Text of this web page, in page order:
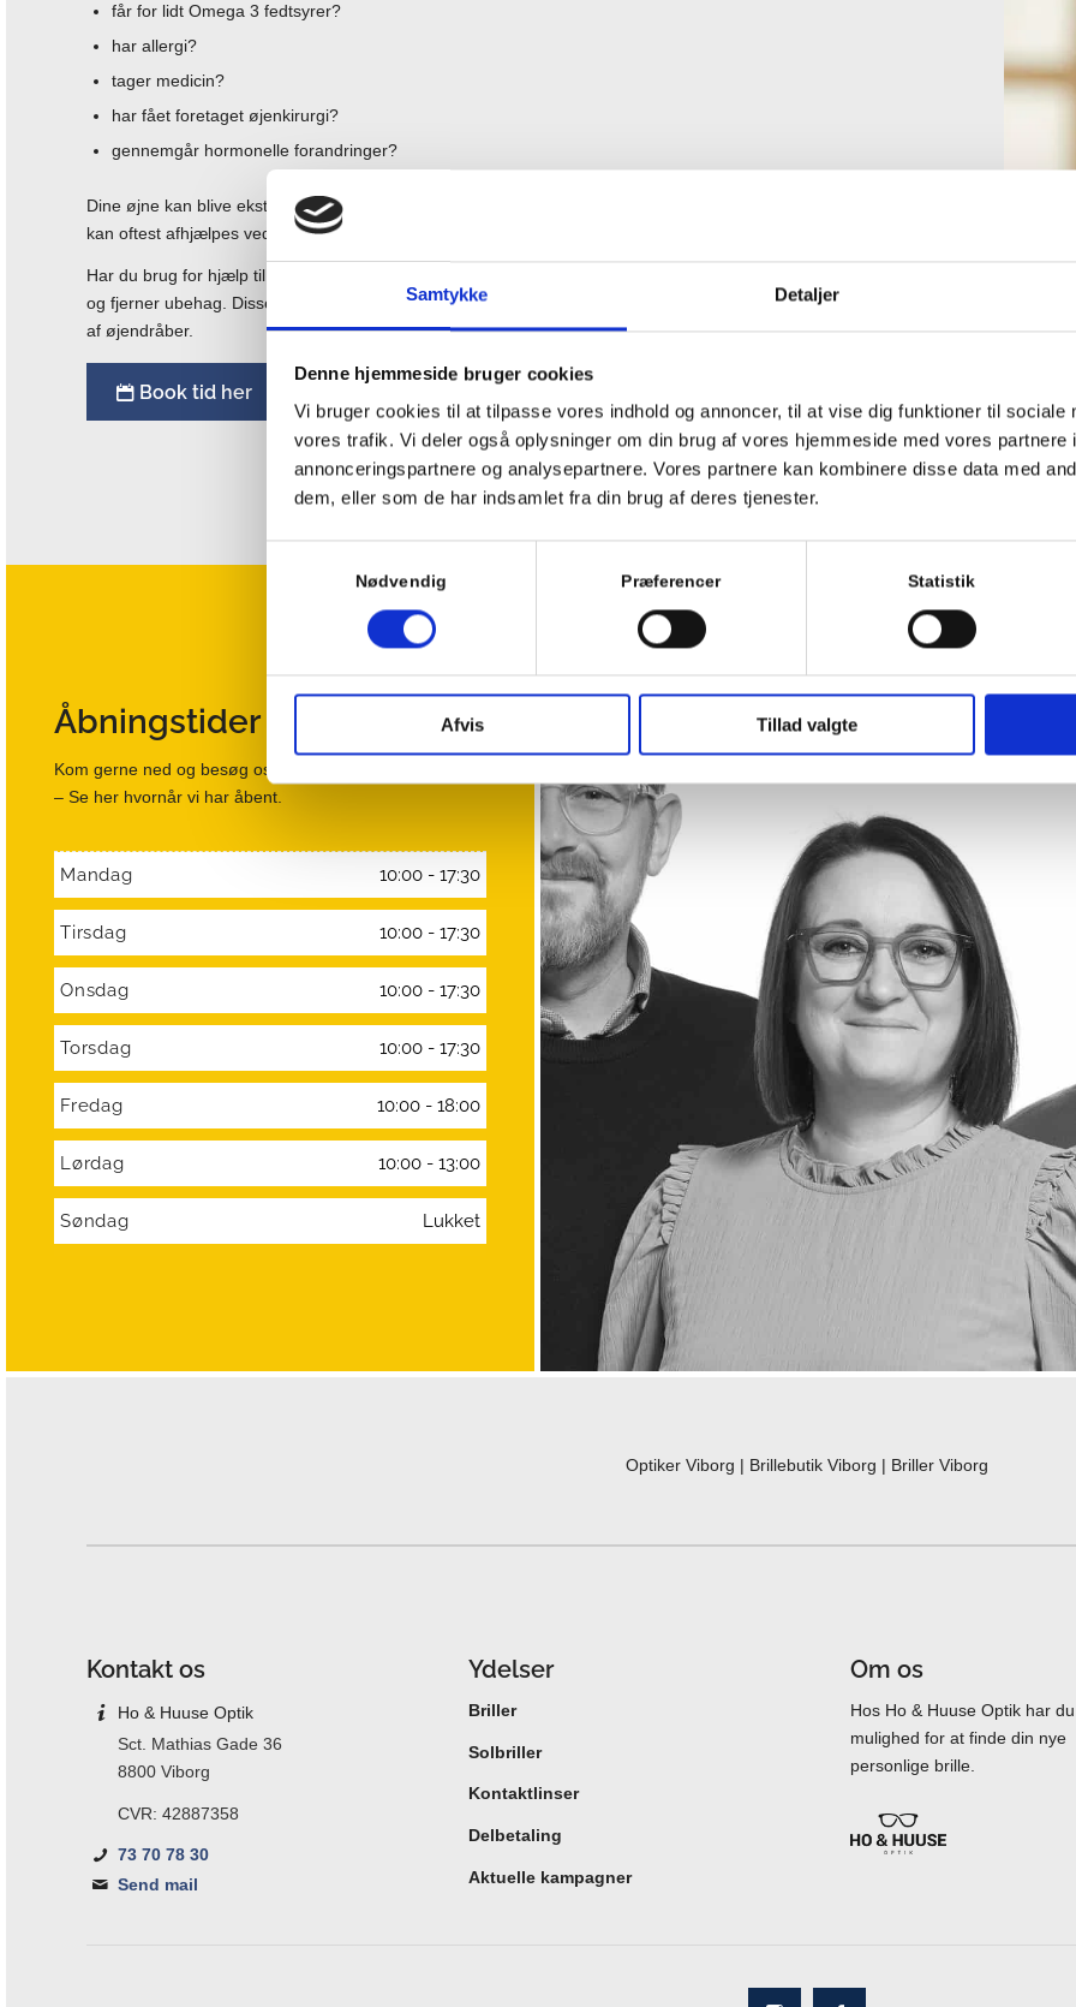
Samtykke Detaljer
Denne hjemmeside bruger cookies
Vi bruger cookies til at tilpasse vores indhold og annoncer, til at vise dig funktioner til sociale
vores trafik. Vi deler også oplysninger om din brug af vores hjemmeside med vores partnere
annonceringspartnere og analysepartnere. Vores partnere kan kombinere disse data med
dem, eller som de har indsamlet fra din brug af deres tjenester.
Nødvendig Præferencer Statistik
Afvis Tillad valgte
får for lidt Omega 3 fedtsyrer?
har allergi?
tager medicin?
har fået foretaget øjenkirurgi?
gennemgår hormonelle forandringer?
Dine øjne kan blive ekstra tørre, hvis du arbejder et sted med meget støv, eller du fokuserer meget. Dette
kan oftest afhjælpes ved at blinke – men i nogle tilfælde er det ikke nok.
Har du brug for hjælp til tørre øjne, står vi klar til at hjælpe. Ofte vil vi anbefale øjendråber der smører øjnene
og fjerner ubehag. Disse dråber kan købes mange steder. Hos Ho & Huuse Optik kan du finde et lille udvalg
af øjendråber.
Book tid her
Åbningstider
Kom gerne ned og besøg os i butikken.
– Se her hvornår vi har åbent.
Mandag 10:00 - 17:30
Tirsdag 10:00 - 17:30
Onsdag 10:00 - 17:30
Torsdag 10:00 - 17:30
Fredag 10:00 - 18:00
Lørdag 10:00 - 13:00
Søndag Lukket
Optiker Viborg | Brillebutik Viborg | Briller Viborg
Kontakt os
Ho & Huuse Optik
Sct. Mathias Gade 36
8800 Viborg
CVR: 42887358
73 70 78 30
Send mail
Ydelser
Briller
Solbriller
Kontaktlinser
Delbetaling
Aktuelle kampagner
Om os
Hos Ho & Huuse Optik har
mulighed for at finde din nye
personlige brille.